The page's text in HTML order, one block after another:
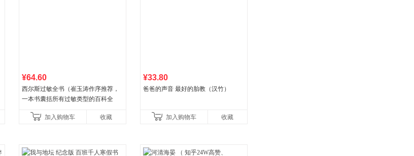
¥64.60
西尔斯过敏全书（崔玉涛作序推荐，
一本书囊括所有过敏类型的百科全
加入购物车
收藏
¥33.80
爸爸的声音 最好的胎教（汉竹）
加入购物车 收藏